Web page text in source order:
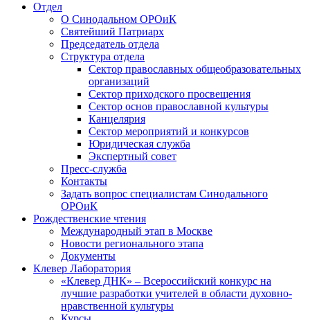
Отдел
О Синодальном ОРОиК
Святейший Патриарх
Председатель отдела
Структура отдела
Сектор православных общеобразовательных
организаций
Сектор приходского просвещения
Сектор основ православной культуры
Канцелярия
Сектор мероприятий и конкурсов
Юридическая служба
Экспертный совет
Пресс-служба
Контакты
Задать вопрос специалистам Синодального
ОРОиК
Рождественские чтения
Международный этап в Москве
Новости регионального этапа
Документы
Клевер Лаборатория
«Клевер ДНК» – Всероссийский конкурс на
лучшие разработки учителей в области духовно-
нравственной культуры